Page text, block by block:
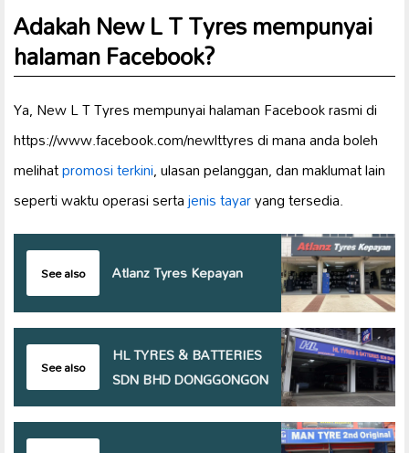
Adakah New L T Tyres mempunyai
halaman Facebook?
Ya, New L T Tyres mempunyai halaman Facebook rasmi di
https://www.facebook.com/newlttyres di mana anda boleh
melihatpromosi terkini, ulasan pelanggan, dan maklumat lain
seperti waktu operasi sertajenis tayaryang tersedia.
See also Atlanz Tyres Kepayan
See also
HL TYRES & BATTERIES
SDN BHD DONGGONGON